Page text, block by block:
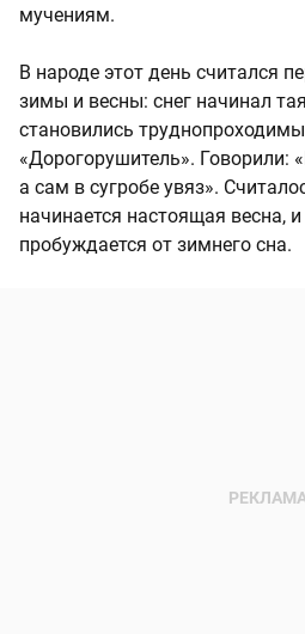
мучениям.
В народе этот день считался
зимы и весны: снег начинал
становились
«Дорогорушитель». Говорили:
а сам в сугробе увяз».
начинается настоящая весна,
пробуждается от зимнего сна.